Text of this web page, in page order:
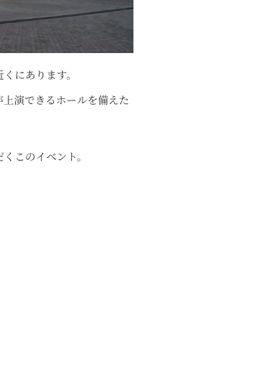
にあります。
演できるホールを備えた
このイベント。